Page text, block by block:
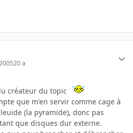
20 a
créateur du topic
que m'en servir comme cage à
(la pyramide), donc pas
que disques dur externe.